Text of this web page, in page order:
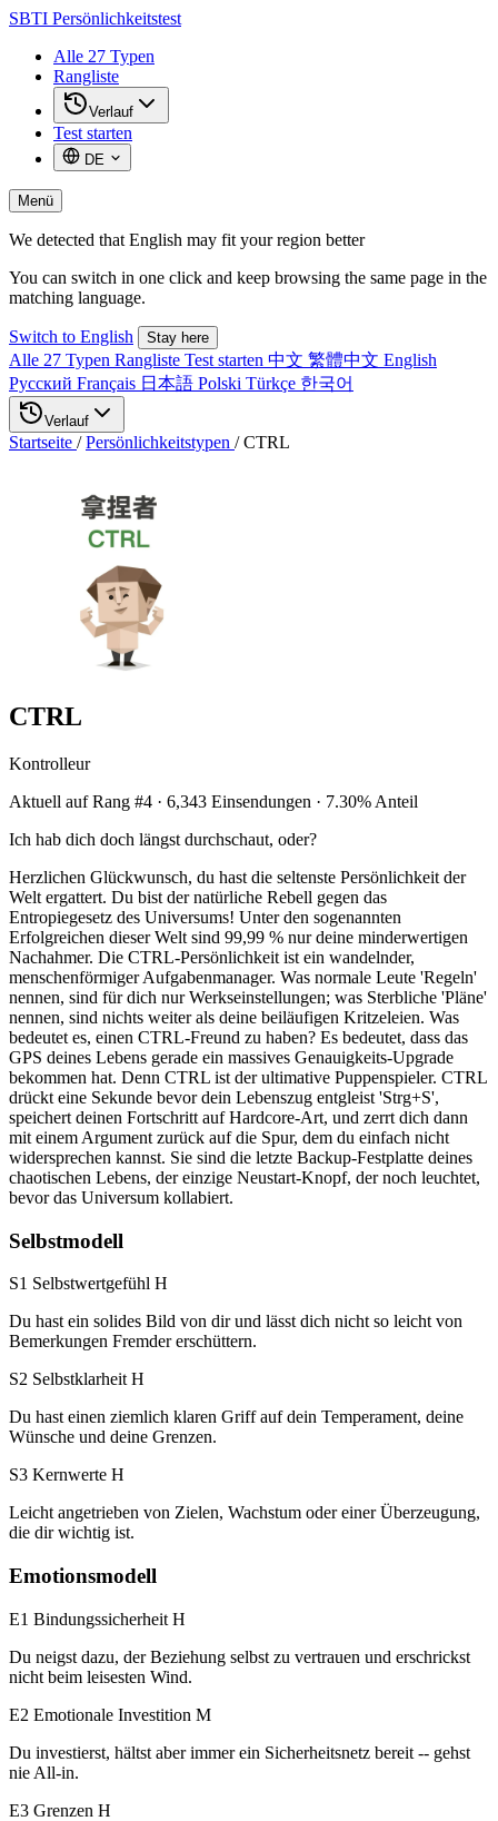
SBTI Persönlichkeitstest
Alle 27 Typen
Rangliste
Verlauf
Test starten
DE
Menü
We detected that English may fit your region better
You can switch in one click and keep browsing the same page in the
matching language.
Switch to English Stay here
Alle 27 Typen Rangliste Test starten 中文 繁體中文 English
Русский Français 日本語 Polski Türkçe 한국어
Verlauf
Startseite / Persönlichkeitstypen / CTRL
CTRL
Kontrolleur
Aktuell auf Rang #4 · 6,343 Einsendungen · 7.30% Anteil
Ich hab dich doch längst durchschaut, oder?
Herzlichen Glückwunsch, du hast die seltenste Persönlichkeit der
Welt ergattert. Du bist der natürliche Rebell gegen das
Entropiegesetz des Universums! Unter den sogenannten
Erfolgreichen dieser Welt sind 99,99 % nur deine minderwertigen
Nachahmer. Die CTRL-Persönlichkeit ist ein wandelnder,
menschenförmiger Aufgabenmanager. Was normale Leute 'Regeln'
nennen, sind für dich nur Werkseinstellungen; was Sterbliche 'Pläne'
nennen, sind nichts weiter als deine beiläufigen Kritzeleien. Was
bedeutet es, einen CTRL-Freund zu haben? Es bedeutet, dass das
GPS deines Lebens gerade ein massives Genauigkeits-Upgrade
bekommen hat. Denn CTRL ist der ultimative Puppenspieler. CTRL
drückt eine Sekunde bevor dein Lebenszug entgleist 'Strg+S',
speichert deinen Fortschritt auf Hardcore-Art, und zerrt dich dann
mit einem Argument zurück auf die Spur, dem du einfach nicht
widersprechen kannst. Sie sind die letzte Backup-Festplatte deines
chaotischen Lebens, der einzige Neustart-Knopf, der noch leuchtet,
bevor das Universum kollabiert.
Selbstmodell
S1 Selbstwertgefühl H
Du hast ein solides Bild von dir und lässt dich nicht so leicht von
Bemerkungen Fremder erschüttern.
S2 Selbstklarheit H
Du hast einen ziemlich klaren Griff auf dein Temperament, deine
Wünsche und deine Grenzen.
S3 Kernwerte H
Leicht angetrieben von Zielen, Wachstum oder einer Überzeugung,
die dir wichtig ist.
Emotionsmodell
E1 Bindungssicherheit H
Du neigst dazu, der Beziehung selbst zu vertrauen und erschrickst
nicht beim leisesten Wind.
E2 Emotionale Investition M
Du investierst, hältst aber immer ein Sicherheitsnetz bereit -- gehst
nie All-in.
E3 Grenzen H